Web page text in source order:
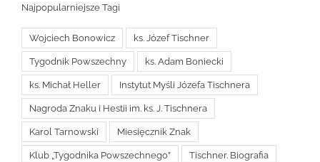
Najpopularniejsze Tagi
Wojciech Bonowicz ks. Józef Tischner
Tygodnik Powszechny ks. Adam Boniecki
ks. Michał Heller Instytut Myśli Józefa Tischnera
Nagroda Znaku i Hestii im. ks. J. Tischnera
Karol Tarnowski Miesięcznik Znak
Klub „Tygodnika Powszechnego” Tischner. Biografia